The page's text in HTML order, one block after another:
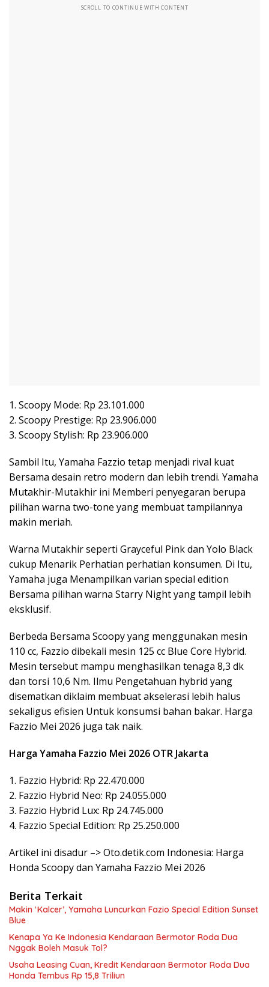
SCROLL TO CONTINUE WITH CONTENT
1. Scoopy Mode: Rp 23.101.000
2. Scoopy Prestige: Rp 23.906.000
3. Scoopy Stylish: Rp 23.906.000
Sambil Itu, Yamaha Fazzio tetap menjadi rival kuat
Bersama desain retro modern dan lebih trendi. Yamaha
Mutakhir-Mutakhir ini Memberi penyegaran berupa
pilihan warna two-tone yang membuat tampilannya
makin meriah.
Warna Mutakhir seperti Grayceful Pink dan Yolo Black
cukup Menarik Perhatian perhatian konsumen. Di Itu,
Yamaha juga Menampilkan varian special edition
Bersama pilihan warna Starry Night yang tampil lebih
eksklusif.
Berbeda Bersama Scoopy yang menggunakan mesin
110 cc, Fazzio dibekali mesin 125 cc Blue Core Hybrid.
Mesin tersebut mampu menghasilkan tenaga 8,3 dk
dan torsi 10,6 Nm. Ilmu Pengetahuan hybrid yang
disematkan diklaim membuat akselerasi lebih halus
sekaligus efisien Untuk konsumsi bahan bakar. Harga
Fazzio Mei 2026 juga tak naik.
Harga Yamaha Fazzio Mei 2026 OTR Jakarta
1. Fazzio Hybrid: Rp 22.470.000
2. Fazzio Hybrid Neo: Rp 24.055.000
3. Fazzio Hybrid Lux: Rp 24.745.000
4. Fazzio Special Edition: Rp 25.250.000
Artikel ini disadur –> Oto.detik.com Indonesia: Harga
Honda Scoopy dan Yamaha Fazzio Mei 2026
Berita Terkait
Makin ‘Kalcer’, Yamaha Luncurkan Fazio Special Edition Sunset
Blue
Kenapa Ya Ke Indonesia Kendaraan Bermotor Roda Dua
Nggak Boleh Masuk Tol?
Usaha Leasing Cuan, Kredit Kendaraan Bermotor Roda Dua
Honda Tembus Rp 15,8 Triliun